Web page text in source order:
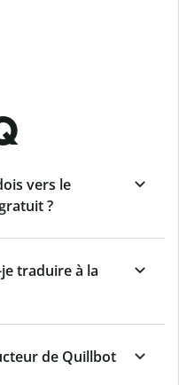
vers le
?
traduire à la
de Quillbot